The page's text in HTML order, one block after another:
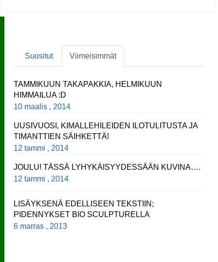
Suositut Viimeisimmät
TAMMIKUUN TAKAPAKKIA, HELMIKUUN
HIMMAILUA :D
10 maalis , 2014
UUSIVUOSI, KIMALLEHILEIDEN ILOTULITUSTA JA
TIMANTTIEN SÄIHKETTÄ!
12 tammi , 2014
JOULU! TÄSSÄ LYHYKÄISYYDESSÄÄN KUVINA….
12 tammi , 2014
LISÄYKSENÄ EDELLISEEN TEKSTIIN;
PIDENNYKSET BIO SCULPTURELLA
6 marras , 2013